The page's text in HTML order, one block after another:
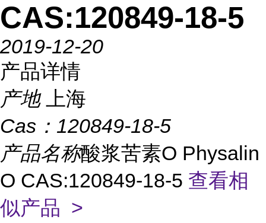
CAS:120849-18-5
2019-12-20
产品详情
产地
上海
Cas： 120849-18-5
产品名称酸浆苦素O Physalin
O CAS:120849-18-5 查看相
似产品 >